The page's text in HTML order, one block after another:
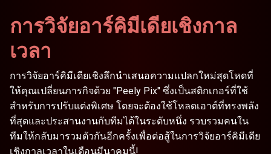
การวิจัยอาร์คิมีเดียเชิงกาล
เวลา
การวิจัยอาร์คิมีเดียเชิงลึกนำเสนอความแปลกใหม่สุดโหดที่
ให้คุณเปลี่ยนภารกิจด้วย "Peely Pix" ซึ่งเป็นสติกเกอร์ที่ใช้
สำหรับการปรับแต่งพิเศษ โดยจะต้องใช้โหลดเอาต์ที่ทรงพลัง
ที่สุดและประสานงานกับทีมได้ในระดับหนึ่ง รวบรวมคนใน
ทีมให้กลับมารวมตัวกันอีกครั้งเพื่อต่อสู้ในการวิจัยอาร์คิมีเดีย
เชิงกาลเวลาในเดือนมีนาคมนี้!